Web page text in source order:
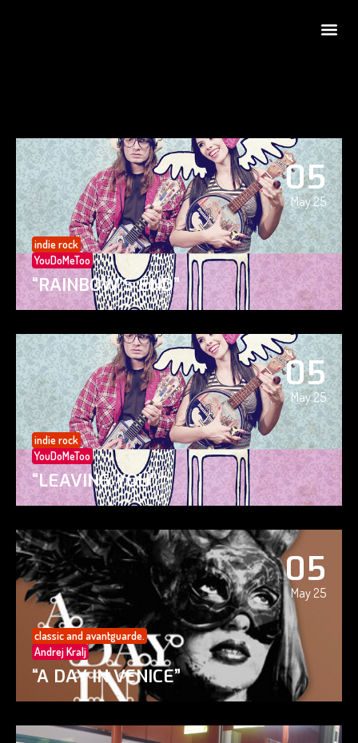
05
May 25
indie rock
YouDoMeToo
“RAINBOW’S END”
05
May 25
indie rock
YouDoMeToo
“LEAVING YOU”
05
May 25
classic and avantguarde.
Andrej Kralj
“A DAY IN VENICE”